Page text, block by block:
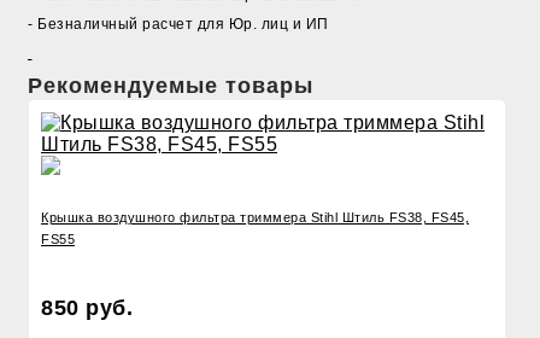
- Безналичный расчет для Юр. лиц и ИП
Рекомендуемые товары
Крышка воздушного фильтра триммера Stihl Штиль FS38, FS45,
FS55
850 руб.